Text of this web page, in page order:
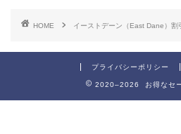
HOME イーストデーン（East Dane）割
プライバシーポリシー
2020–2026 お得なセ